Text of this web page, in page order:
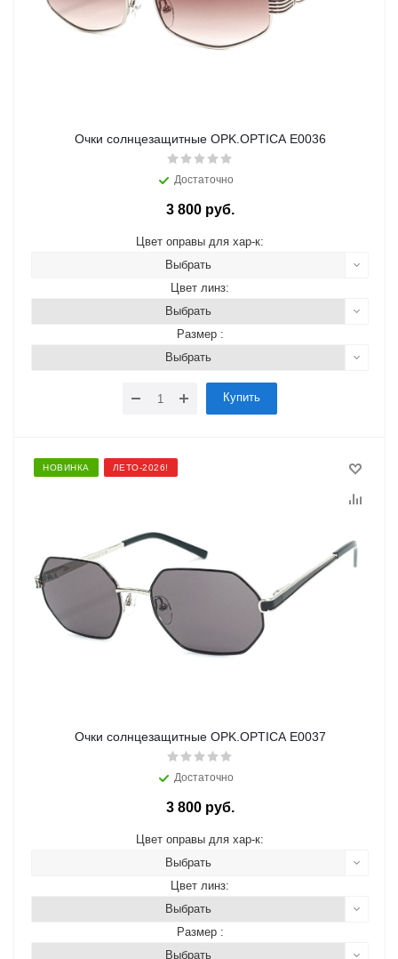
Очки солнцезащитные OPK.OPTICA E0036
Достаточно
3 800 руб.
Цвет оправы для хар-к:
Выбрать
Цвет линз:
Выбрать
Размер :
Выбрать
Купить
НОВИНКА ЛЕТО-2026!
Очки солнцезащитные OPK.OPTICA E0037
Достаточно
3 800 руб.
Цвет оправы для хар-к:
Выбрать
Цвет линз:
Выбрать
Размер :
Выбрать